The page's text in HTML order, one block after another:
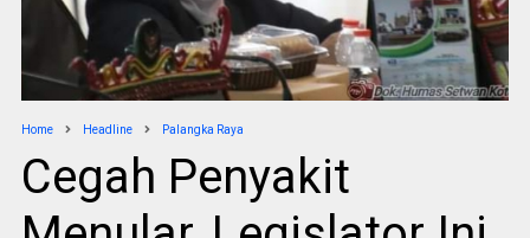
Home Headline Palangka Raya
Cegah Penyakit